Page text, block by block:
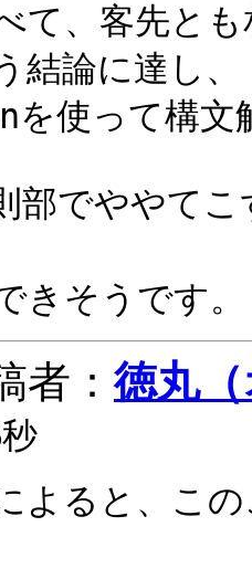
て、客先と
結論に達し、
使って構文
部でややて
きそうです。
者：徳丸
よると、こ